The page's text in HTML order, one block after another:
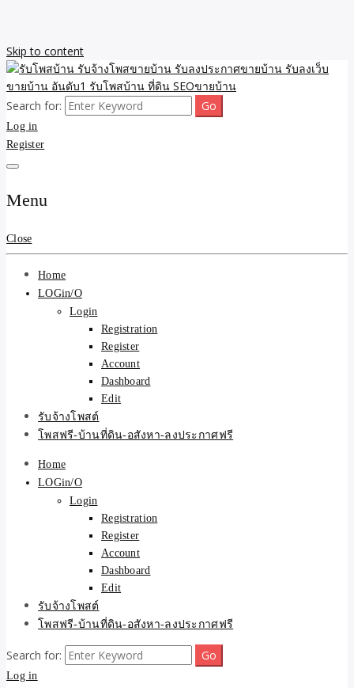
Skip to content
รับโพสบ้าน รับจ้างโพสขาย
บ้าน รับลงประกาศขายบ้าน
รับลงเว็บขายบ้าน อันดับ1
รับโพสบ้าน ที่ดิน SEOขาย
บ้าน
รับจ้างโพสขายบ้าน รับลงเว็บขายบ้าน รับโพสบ้าน รับลงประกาศขาย
บ้าน โพสบ้าน ขายที่ดิน SEO อสังหา ราคาถูก รับลงขายบ้าน
Search for:
Log in
Register
Menu
Close
Home
LOGin/O
Login
Registration
Register
Account
Dashboard
Edit
รับจ้างโพสต์
โพสฟรี-บ้านที่ดิน-อสังหา-ลงประกาศฟรี
Home
LOGin/O
Login
Registration
Register
Account
Dashboard
Edit
รับจ้างโพสต์
โพสฟรี-บ้านที่ดิน-อสังหา-ลงประกาศฟรี
Search for:
Log in